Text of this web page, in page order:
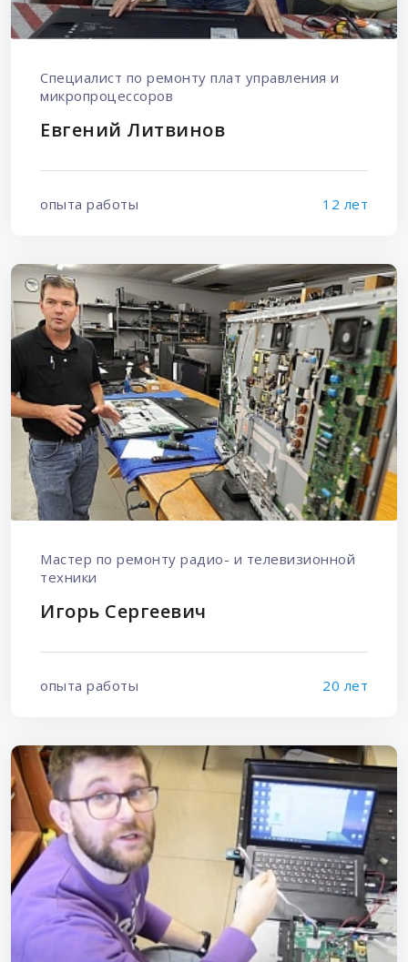
Специалист по ремонту плат управления и
микропроцессоров
Евгений Литвинов
опыта работы 12 лет
Мастер по ремонту радио- и телевизионной
техники
Игорь Сергеевич
опыта работы 20 лет